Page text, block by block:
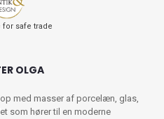
for safe trade
OLGA
med masser af porcelæn, glas,
som hører til en moderne